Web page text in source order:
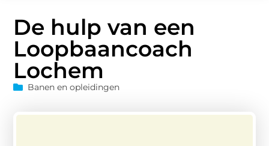
De hulp van een
Loopbaancoach
Lochem
Banen en opleidingen